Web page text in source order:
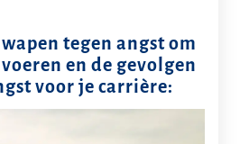
tegen angst om
en de gevolgen
voor je carrière: